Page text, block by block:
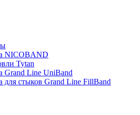
NICOBAND
Tytan
Grand Line UniBand
для стыков Grand Line FillBand